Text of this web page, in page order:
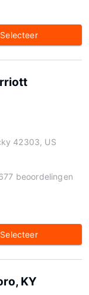
Selecteer
42303, US
beoordelingen
Selecteer
KY